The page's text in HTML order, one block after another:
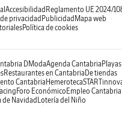
Accesibilidad Reglamento UE 2024/
privacidad Publicidad Mapa web
Política de cookies
DModaAgenda Cantabria Playas
Restaurantes en Cantabria De tiendas
CantabriaHemeroteca
Foro Económico Empleo Cantabria
de Navidad Lotería del Niño